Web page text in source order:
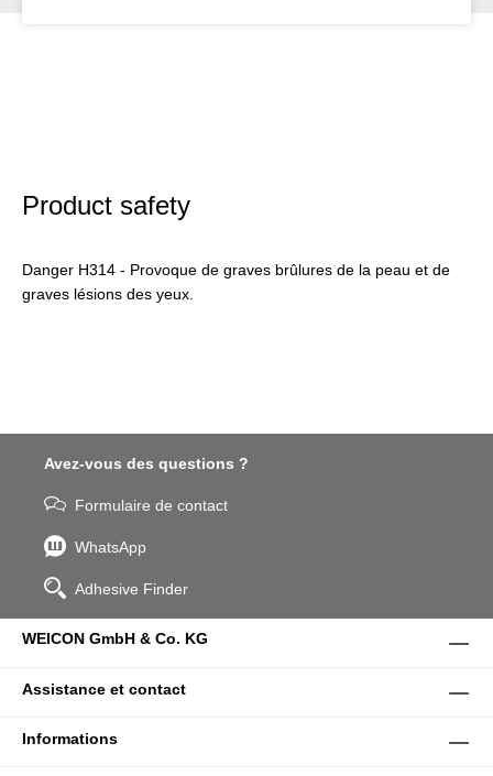
Product safety
Danger H314 - Provoque de graves brûlures de la peau et de
graves lésions des yeux.
Avez-vous des questions ?
Formulaire de contact
WhatsApp
Adhesive Finder
WEICON GmbH & Co. KG
Assistance et contact
Informations